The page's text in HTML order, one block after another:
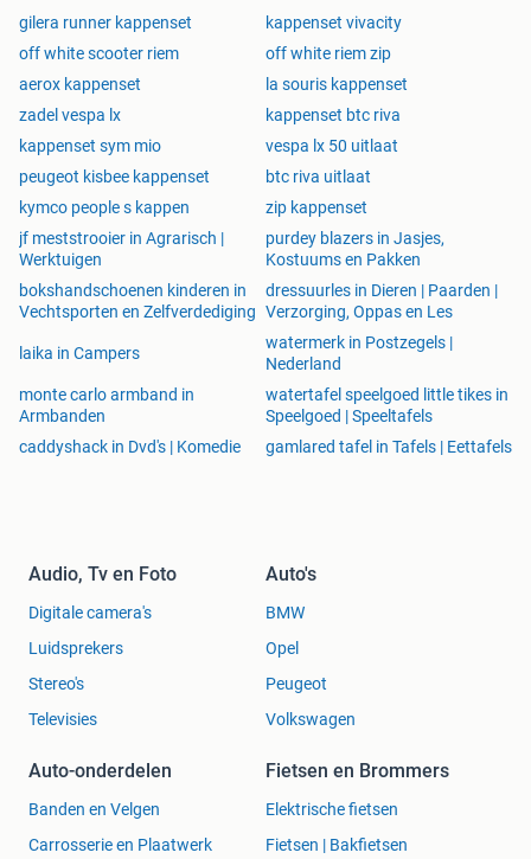
gilera runner kappenset
kappenset vivacity
off white scooter riem
off white riem zip
aerox kappenset
la souris kappenset
zadel vespa lx
kappenset btc riva
kappenset sym mio
vespa lx 50 uitlaat
peugeot kisbee kappenset
btc riva uitlaat
kymco people s kappen
zip kappenset
jf meststrooier in Agrarisch |
Werktuigen
purdey blazers in Jasjes,
Kostuums en Pakken
bokshandschoenen kinderen in
Vechtsporten en Zelfverdediging
dressuurles in Dieren | Paarden |
Verzorging, Oppas en Les
laika in Campers
watermerk in Postzegels |
Nederland
monte carlo armband in
Armbanden
watertafel speelgoed little tikes in
Speelgoed | Speeltafels
caddyshack in Dvd's | Komedie
gamlared tafel in Tafels | Eettafels
Audio, Tv en Foto
Digitale camera's
Luidsprekers
Stereo's
Televisies
Auto's
BMW
Opel
Peugeot
Volkswagen
Auto-onderdelen
Banden en Velgen
Carrosserie en Plaatwerk
Fietsen en Brommers
Elektrische fietsen
Fietsen | Bakfietsen